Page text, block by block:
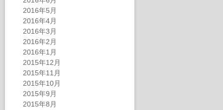
2016年5月
2016年4月
2016年3月
2016年2月
2016年1月
2015年12月
2015年11月
2015年10月
2015年9月
2015年8月